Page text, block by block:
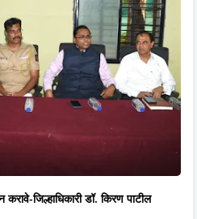
जिल्हाधिकारी डॉ. किरण पाटील